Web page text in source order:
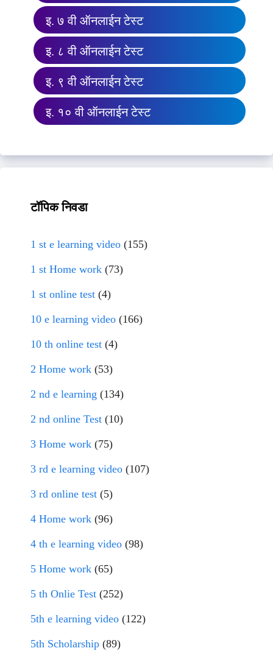
इ. ७ वी ऑनलाईन टेस्ट
इ. ८ वी ऑनलाईन टेस्ट
इ. ९ वी ऑनलाईन टेस्ट
इ. १० वी ऑनलाईन टेस्ट
टॉपिक निवडा
1 st e learning video (155)
1 st Home work (73)
1 st online test (4)
10 e learning video (166)
10 th online test (4)
2 Home work (53)
2 nd e learning (134)
2 nd online Test (10)
3 Home work (75)
3 rd e learning video (107)
3 rd online test (5)
4 Home work (96)
4 th e learning video (98)
5 Home work (65)
5 th Onlie Test (252)
5th e learning video (122)
5th Scholarship (89)